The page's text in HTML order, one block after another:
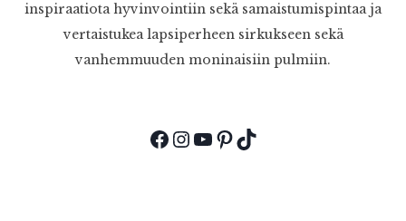
inspiraatiota hyvinvointiin sekä samaistumispintaa ja
vertaistukea lapsiperheen sirkukseen sekä
vanhemmuuden moninaisiin pulmiin.
Facebook
Instagram
YouTube
Pinterest
TikTok